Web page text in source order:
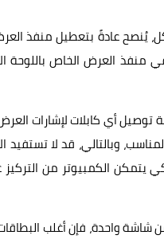
منفذ العرض الخاص
وبالتالي، قد لا
يتمكن الكمبيوتر من